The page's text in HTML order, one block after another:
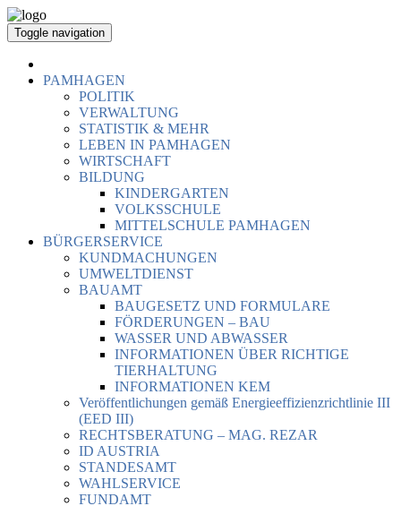
Toggle navigation
PAMHAGEN
POLITIK
VERWALTUNG
STATISTIK & MEHR
LEBEN IN PAMHAGEN
WIRTSCHAFT
BILDUNG
KINDERGARTEN
VOLKSSCHULE
MITTELSCHULE PAMHAGEN
BÜRGERSERVICE
KUNDMACHUNGEN
UMWELTDIENST
BAUAMT
BAUGESETZ UND FORMULARE
FÖRDERUNGEN – BAU
WASSER UND ABWASSER
INFORMATIONEN ÜBER RICHTIGE
TIERHALTUNG
INFORMATIONEN KEM
Veröffentlichungen gemäß Energieeffizienzrichtlinie III
(EED III)
RECHTSBERATUNG – MAG. REZAR
ID AUSTRIA
STANDESAMT
WAHLSERVICE
FUNDAMT